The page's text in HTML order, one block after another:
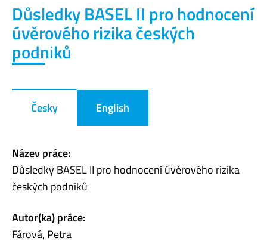
Důsledky BASEL II pro hodnocení
úvěrového rizika českých
podniků
Česky English
Název práce:
Důsledky BASEL II pro hodnocení úvěrového rizika
českých podniků
Autor(ka) práce:
Fárová, Petra